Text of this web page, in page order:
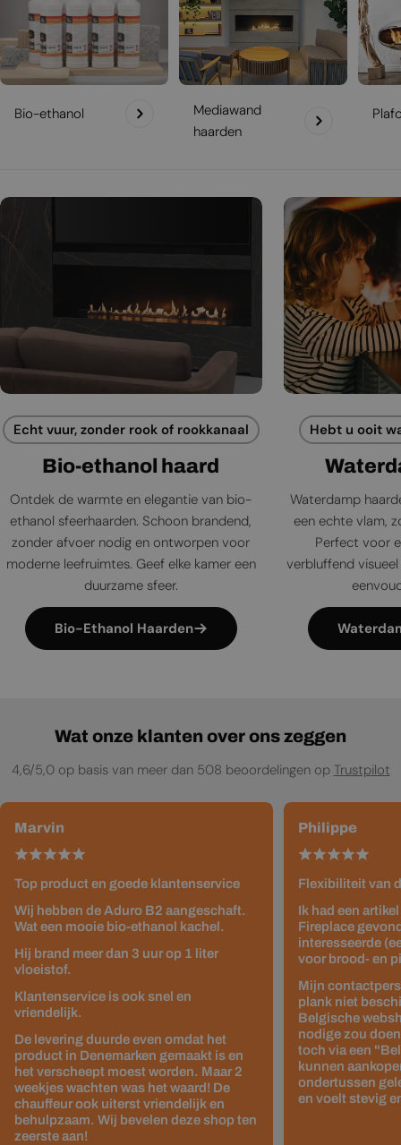
Bio-ethanol
Mediawand
haarden
Echt vuur, zonder rook of rookkanaal
Bio-ethanol haard
Ontdek de warmte en elegantie van bio-
ethanol sfeerhaarden. Schoon brandend,
zonder afvoer nodig en ontworpen voor
moderne leefruimtes. Geef elke kamer een
duurzame sfeer.
Bio-Ethanol Haarden
Hebt u ooit
Waterdamp
een echte vlam,
Perfect voor
verbluffend
Wat onze klanten over ons zeggen
4,6/5,0 op basis van meer dan 508 beoordelingen op Trustpilot
Marvin
Top product en goede klantenservice
Wij hebben de Aduro B2 aangeschaft.
Wat een mooie bio-ethanol kachel.
Hij brand meer dan 3 uur op 1 liter
vloeistof.
Klantenservice is ook snel en
vriendelijk.
De levering duurde even omdat het
product in Denemarken gemaakt is en
het verscheept moest worden. Maar 2
weekjes wachten was het waard! De
chauffeur ook uiterst vriendelijk en
behulpzaam. Wij bevelen deze shop ten
zeerste aan!
Philippe
Flexibiliteit van
Ik had een
Fireplace
interesseerde
voor brood- en
Mijn
plank niet
Belgische
nodige zou
toch via een
kunnen
ondertussen
en voelt stevig